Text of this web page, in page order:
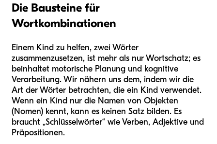
Die Bausteine für
Wortkombinationen
Einem Kind zu helfen, zwei Wörter
zusammenzusetzen, ist mehr als nur Wortschatz; es
beinhaltet motorische Planung und kognitive
Verarbeitung. Wir nähern uns dem, indem wir die
Art der Wörter betrachten, die ein Kind verwendet.
Wenn ein Kind nur die Namen von Objekten
(Nomen) kennt, kann es keinen Satz bilden. Es
braucht „Schlüsselwörter“ wie Verben, Adjektive und
Präpositionen.